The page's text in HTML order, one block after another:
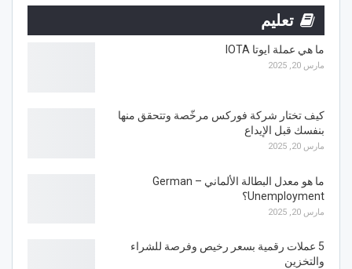
تعليم
ما هي عملة ايوتا IOTA
مارس 20, 2025
كيف تختار شركة فوركس مرخّصة وتتحقق منها
بنفسك قبل الإيداع
مارس 20, 2025
ما هو معدل البطالة الألماني – German
Unemployment؟
مارس 20, 2025
5 عملات رقمية بسعر رخيص وفرصة للشراء
والتخزين